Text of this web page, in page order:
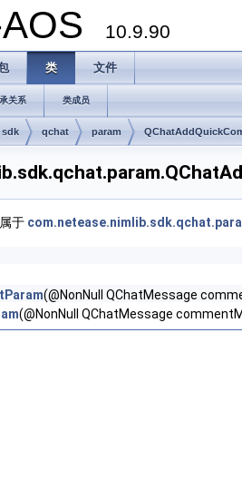
10.9.90
类 文件
关系 类成员
sdk qchat param
于
(@NonNull QChatMessage
(@NonNull QChatMessage